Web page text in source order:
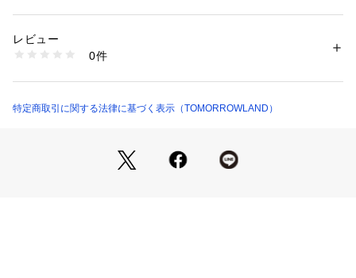
春の気分をぐっと盛り上げてくれる主役級のアイテム｡
2023SS商品
商品番号:11-05-31-05701
素材：ポリエステル100％
洗濯：手洗い、漂白不可、タンブル乾燥不可、自然乾燥、アイロン仕上げ
可、ドライ可、ウエットクリーニング可
商品番号：1095000006439 （モール）
レビュー
0件
特定商取引に関する法律に基づく表示（TOMORROWLAND）